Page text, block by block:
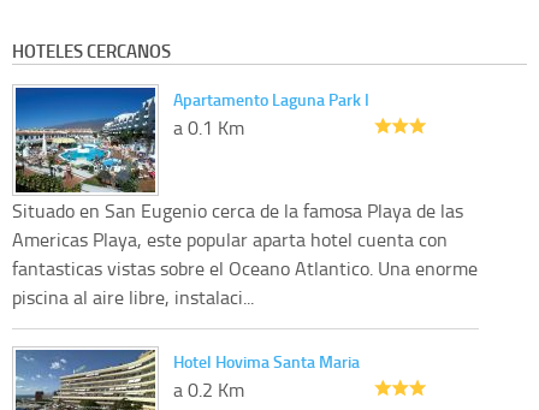
HOTELES CERCANOS
Apartamento Laguna Park I
a 0.1 Km
Situado en San Eugenio cerca de la famosa Playa de las
Americas Playa, este popular aparta hotel cuenta con
fantasticas vistas sobre el Oceano Atlantico. Una enorme
piscina al aire libre, instalaci...
Hotel Hovima Santa Maria
a 0.2 Km